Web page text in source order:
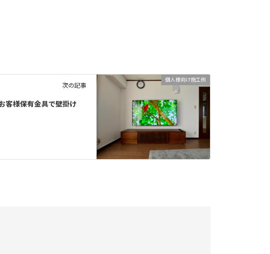
個人様向け施工例
次の記事
客様保有金具で壁掛け